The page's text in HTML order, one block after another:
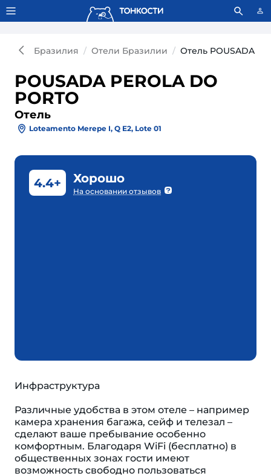
Тонкости используют сookie-файлы. Что это значит?
Бразилия Отели Бразилии Отель POUSADA
POUSADA PEROLA DO
PORTO
Отель
Loteamento Merepe I, Q E2, Lote 01
4.4+ Хорошо
На основании отзывов
Инфраструктура
Различные удобства в этом отеле – например
камера хранения багажа, сейф и телезал –
сделают ваше пребывание особенно
комфортным. Благодаря WiFi (бесплатно) в
общественных зонах гости имеют
возможность свободно пользоваться